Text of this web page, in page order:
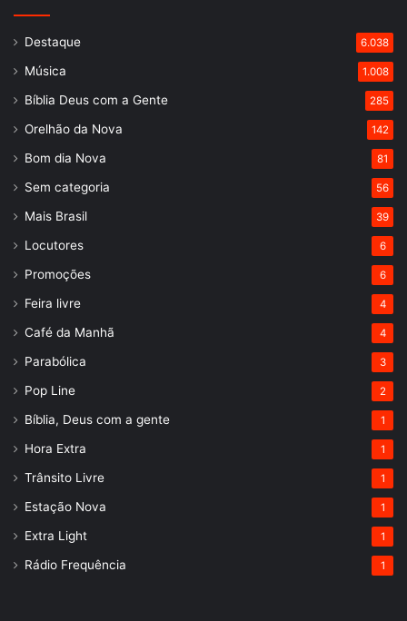
Destaque 6.038
Música 1.008
Bíblia Deus com a Gente 285
Orelhão da Nova 142
Bom dia Nova 81
Sem categoria 56
Mais Brasil 39
Locutores 6
Promoções 6
Feira livre 4
Café da Manhã 4
Parabólica 3
Pop Line 2
Bíblia, Deus com a gente 1
Hora Extra 1
Trânsito Livre 1
Estação Nova 1
Extra Light 1
Rádio Frequência 1